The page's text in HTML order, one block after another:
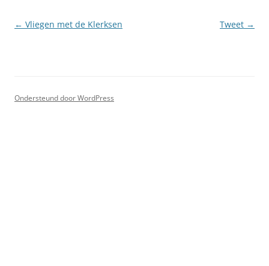
Berichtnavigatie
← Vliegen met de Klerksen Tweet →
Ondersteund door WordPress